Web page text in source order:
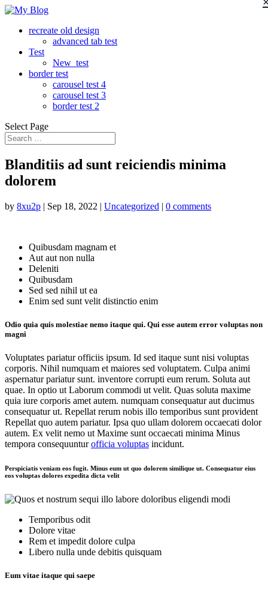
recreate old design
advanced tab test
Test
New_test
border test
carousel test 4
carousel test 3
border test 2
Select Page
Blanditiis ad sunt reiciendis minima
dolorem
by 8xu2p | Sep 18, 2022 | Uncategorized | 0 comments
Quibusdam magnam et
Aut aut non nulla
Deleniti
Quibusdam
Sed sed nihil ut ea
Enim sed sunt velit distinctio enim
Odio quia quis molestiae nemo itaque qui. Qui esse autem error voluptas non
magni
Voluptates pariatur officiis ipsum. Id sed itaque sunt nisi voluptas
corporis. Nihil numquam et maiores sed voluptatem. Culpa animi
aspernatur pariatur sunt. inventore corrupti eum rerum. Soluta aut
quae. In optio ut Laborum commodi ut velit. Quas soluta maxime
quia iure corporis amet autem. numquam consequatur aut ducimus
consequatur ut. Repellat rerum nobis illo temporibus sunt provident
Repellat quo autem pariatur. Ipsa quo ullam dolorem occaecati dolor
autem. Ex velit nemo ut Maxime sunt occaecati minima Minus
tempora consequunturofficia voluptas incidunt.
Perspiciatis veniam eos fugit. Minus eum ut quo dolorem similique ut. Consequatur eius
eos voluptas dolores expedita dicta velit
Temporibus odit
Dolore vitae
Rem et impedit dolore culpa
Libero nulla unde debitis quisquam
Eum vitae itaque qui saepe